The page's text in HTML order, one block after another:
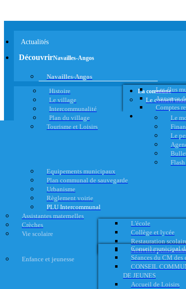
Actualités
DécouvrirNavailles-Angos
Navailles-Angos
Histoire
Le village
Intercommunalité
Plan du village
Tourisme et Loisirs
La commune
Le conseil
Les élus
Annonce
Comptes
Le
Le
Equipements municipaux
Plan communal de sauvegarde
Urbanisme
Règlement voirie
PLU Intercommunal
Assistantes maternelles
Crèches
Vie scolaire
L'école
Collège et lycée
Restauration
Activités
Enfance et jeunesse
Conseil municipal
Séances du CM des
CONSEIL
DE JEUNES
Accueil de Loisirs